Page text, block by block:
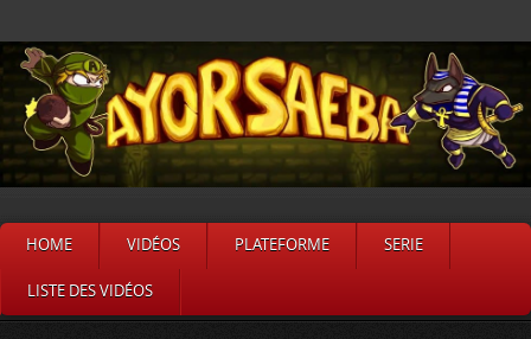
HOME VIDÉOS PLATEFORME SERIE
LISTE DES VIDÉOS